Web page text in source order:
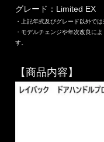
グレード：Limited EX
・上記年式及びグレード以外では
・モデルチェンジや年次改良に
す。
【商品内容】